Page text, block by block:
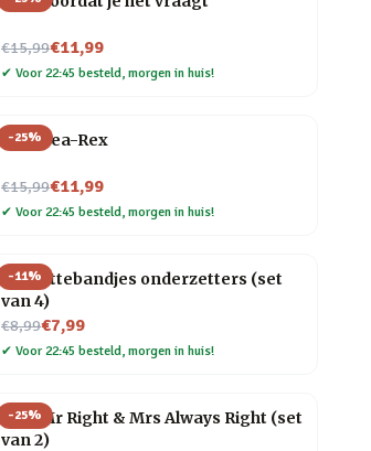
€15,99
Nu voor€11,99
✔ Voor 22:45 besteld, morgen in huis!
-25%
Mok Tea-Rex
€15,99
Nu voor€11,99
✔ Voor 22:45 besteld, morgen in huis!
-11%
Cassettebandjes onderzetters (set
van 4)
€8,99
Nu voor€7,99
✔ Voor 22:45 besteld, morgen in huis!
-25%
Mok Mr Right & Mrs Always Right (set
van 2)